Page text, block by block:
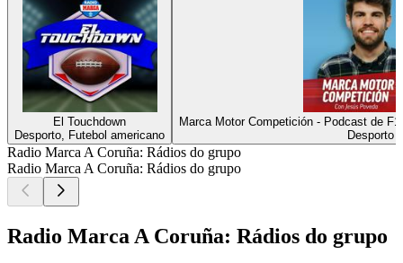
El Touchdown
Desporto, Futebol americano
Marca Motor Competición - Podcast de
Desporto
Radio Marca A Coruña: Rádios do grupo
Radio Marca A Coruña: Rádios do grupo
Radio Marca A Coruña: Rádios do grupo